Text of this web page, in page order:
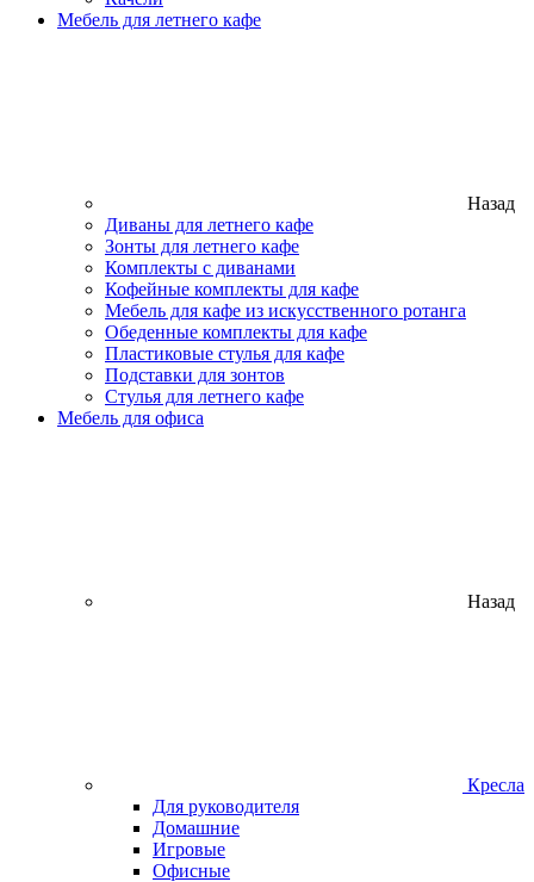
Мебель для летнего кафе
Назад
Диваны для летнего кафе
Зонты для летнего кафе
Комплекты с диванами
Кофейные комплекты для кафе
Мебель для кафе из искусственного ротанга
Обеденные комплекты для кафе
Пластиковые стулья для кафе
Подставки для зонтов
Стулья для летнего кафе
Мебель для офиса
Назад
Кресла
Для руководителя
Домашние
Игровые
Офисные